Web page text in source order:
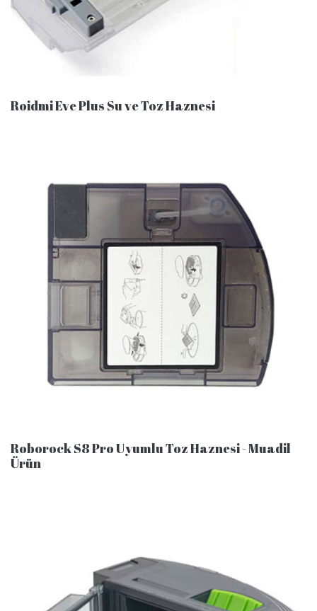
Roidmi Eve Plus Su ve Toz Haznesi
Roborock S8 Pro Uyumlu Toz Haznesi - Muadil
Ürün